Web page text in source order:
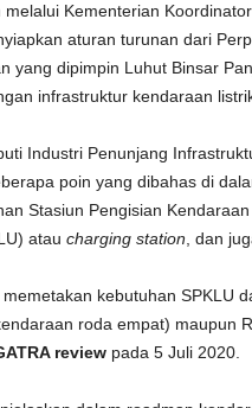
melalui Kementerian
aturan turunan dari
yang dipimpin Luhut Binsar
infrastruktur kendaraan
Industri Penunjang
poin yang dibahas di
Stasiun Pengisian
atau charging station , dan
memetakan kebutuhan SPKLU
roda empat) maupun
reviewpada 5 Juli 2020.